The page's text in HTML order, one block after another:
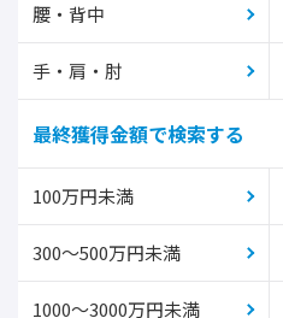
腰・背中
手・肩・肘
最終獲得金額で検索する
100万円未満
300～500万円未満
1000～3000万円未満